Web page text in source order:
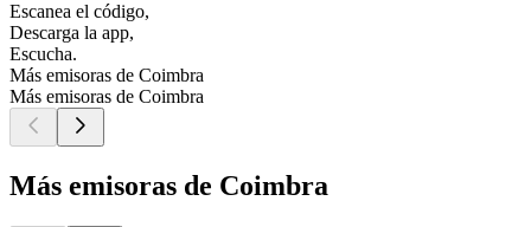
Escanea el código,
Descarga la app,
Escucha.
Más emisoras de Coimbra
Más emisoras de Coimbra
Más emisoras de Coimbra